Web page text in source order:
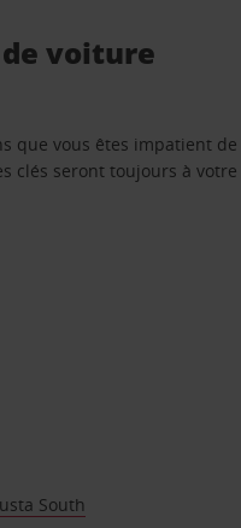
voiture
que vous êtes impatient de
clés seront toujours à votre
South